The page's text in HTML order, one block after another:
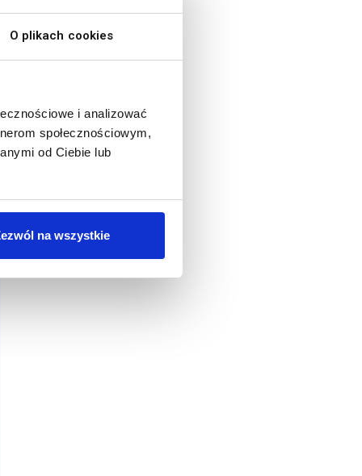
O plikach cookies
i analizować
społecznościowym,
od Ciebie lub
na wszystkie